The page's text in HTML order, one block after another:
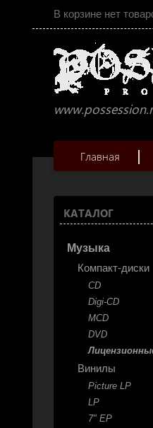
В корзине нет
Главная
КАТАЛОГ
Музыка
Компакт-диски
CD
Digi-CD
MCD
DVD
Винилы
Picture LP
LP
7" EP